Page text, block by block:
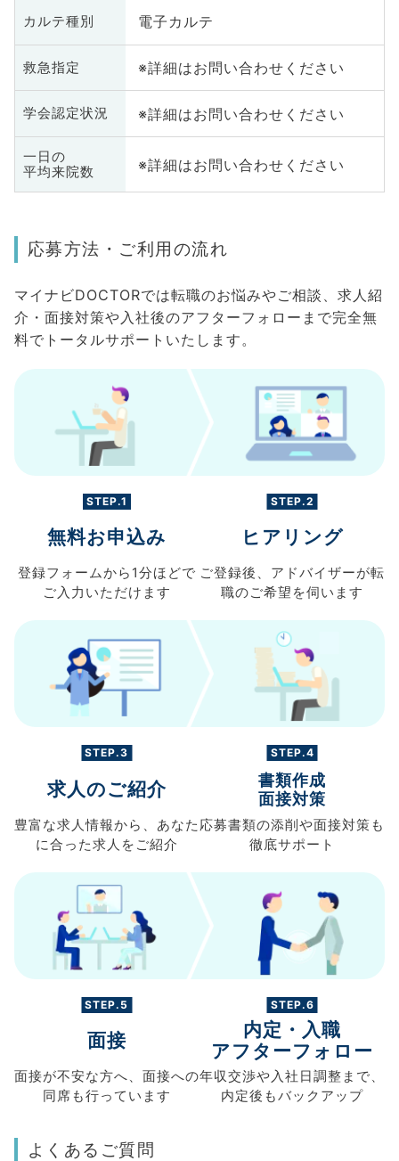
カルテ種別 電子カルテ
救急指定 ※詳細はお問い合わせください
学会認定状況 ※詳細はお問い合わせください
一日の
平均来院数
※詳細はお問い合わせください
応募方法・ご利用の流れ
マイナビDOCTORでは転職のお悩みやご相談、求人紹
介・面接対策や入社後のアフターフォローまで完全無
料でトータルサポートいたします。
STEP.1
無料お申込み
登録フォームから 1分ほどで
ご入力 いただけます
STEP.2
ヒアリング
ご登録後、 アドバイザーが転
職のご希望を伺います
STEP.3
求人のご紹介
豊富な求人情報から、 あなた
に合った求人を ご紹介
STEP.4
書類作成
面接対策
応募書類の添削や面接対策も
徹底サポート
STEP.5
面接
面接が不安な方へ、 面接への
同席も行っています
STEP.6
内定・入職
アフターフォロー
年収交渉や入社日調整まで、
内定後もバックアップ
よくあるご質問